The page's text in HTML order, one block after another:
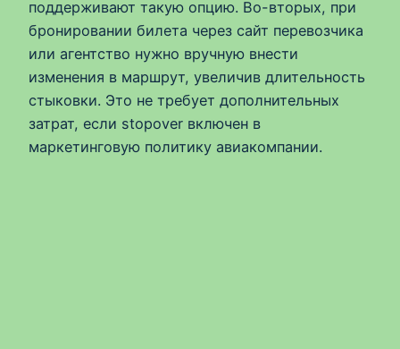
поддерживают такую опцию. Во-вторых, при
бронировании билета через сайт перевозчика
или агентство нужно вручную внести
изменения в маршрут, увеличив длительность
стыковки. Это не требует дополнительных
затрат, если stopover включен в
маркетинговую политику авиакомпании.